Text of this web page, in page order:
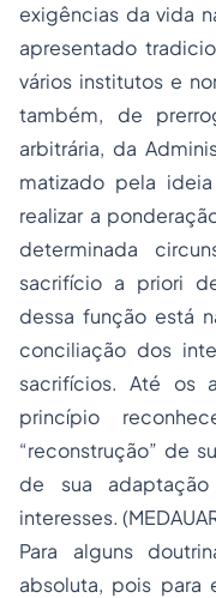
exigências da vida
apresentado
vários institutos e
também, de
arbitrária, da
matizado pela
realizar a
determinada
sacrifício a priori
dessa função está
conciliação dos
sacrifícios. Até os
princípio
“reconstrução” de
de sua
interesses.
Para alguns
absoluta, pois para